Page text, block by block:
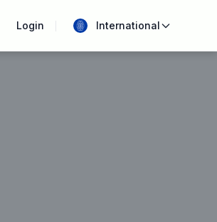
Login International